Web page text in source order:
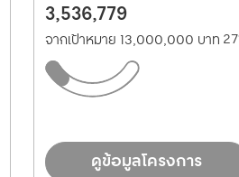
3,536,779
จากเป้าหมาย 13,000,000 บาท
ดูข้อมูลโครงการ